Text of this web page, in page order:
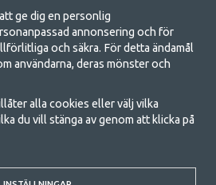
- Din butik för camping
uteliv
en livsstil eller ett sätt att samla familjen
Oavsett vilken kategori du tillhör hittar du
vi riktigt bra priser på familjetält,
ge dig en personlig
annonsering och för
och säkra. För detta ändamål
användarna, deras mönster och
alla cookies eller välj vilka
du vill stänga av genom att klicka på